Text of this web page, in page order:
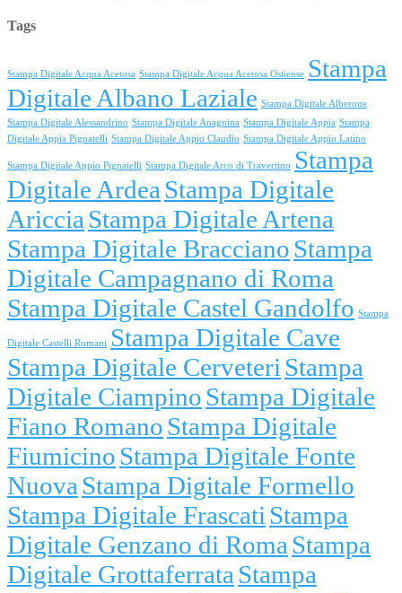
Tags
Stampa Digitale Acqua Acetosa Stampa Digitale Acqua Acetosa Ostiense Stampa
Digitale Albano Laziale Stampa Digitale Alberone
Stampa Digitale Alessandrino Stampa Digitale Anagnina Stampa Digitale Appia Stampa
Digitale Appia Pignatelli Stampa Digitale Appio Claudio Stampa Digitale Appio Latino
Stampa Digitale Appio Pignatelli Stampa Digitale Arco di Travertino
Stampa
Digitale Ardea Stampa Digitale
Ariccia Stampa Digitale Artena
Stampa Digitale Bracciano Stampa
Digitale Campagnano di Roma
Stampa Digitale Castel Gandolfo Stampa
Digitale Castelli Romani
Stampa Digitale Cave
Stampa Digitale Cerveteri Stampa
Digitale Ciampino Stampa Digitale
Fiano Romano Stampa Digitale
Fiumicino Stampa Digitale Fonte
Nuova Stampa Digitale Formello
Stampa Digitale Frascati Stampa
Digitale Genzano di Roma Stampa
Digitale Grottaferrata Stampa